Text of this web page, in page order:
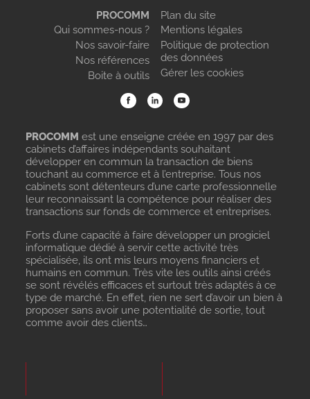
PROCOMM
Qui sommes-nous ?
Nos savoir-faire
Nos références
Boite à outils
Plan du site
Mentions légales
Politique de protection
des données
Gérer les cookies
PROCOMM est une enseigne créée en 1997 par des
cabinets d’affaires indépendants souhaitant
développer en commun la transaction de biens
touchant au commerce et à l’entreprise. Tous nos
cabinets sont détenteurs d’une carte professionnelle
leur reconnaissant la compétence pour réaliser des
transactions sur fonds de commerce et entreprises.
Forts d’une capacité à faire développer un progiciel
informatique dédié à servir cette activité très
spécialisée, ils ont mis leurs moyens financiers et
humains en commun. Très vite les outils ainsi créés
se sont révélés efficaces et surtout très adaptés à ce
type de marché. En effet, rien ne sert d’avoir un bien à
proposer sans avoir une potentialité de sortie, tout
comme avoir des clients…